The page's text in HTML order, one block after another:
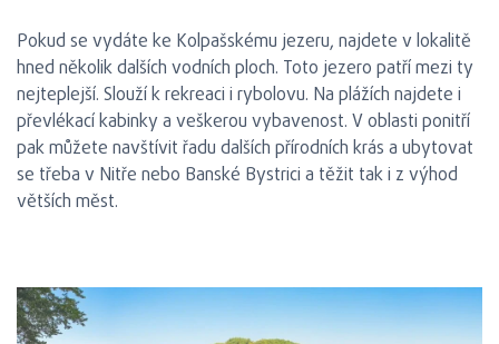
Pokud se vydáte ke Kolpašskému jezeru, najdete v lokalitě
hned několik dalších vodních ploch. Toto jezero patří mezi ty
nejteplejší. Slouží k rekreaci i rybolovu. Na plážích najdete i
převlékací kabinky a veškerou vybavenost. V oblasti ponitří
pak můžete navštívit řadu dalších přírodních krás a ubytovat
se třeba v Nitře nebo Banské Bystrici a těžit tak i z výhod
větších měst.